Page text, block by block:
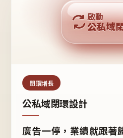
私域鐵粉
回購複
啟動
公私域
閉環增長
公私域閉環設計
廣告一停，業績就跟著